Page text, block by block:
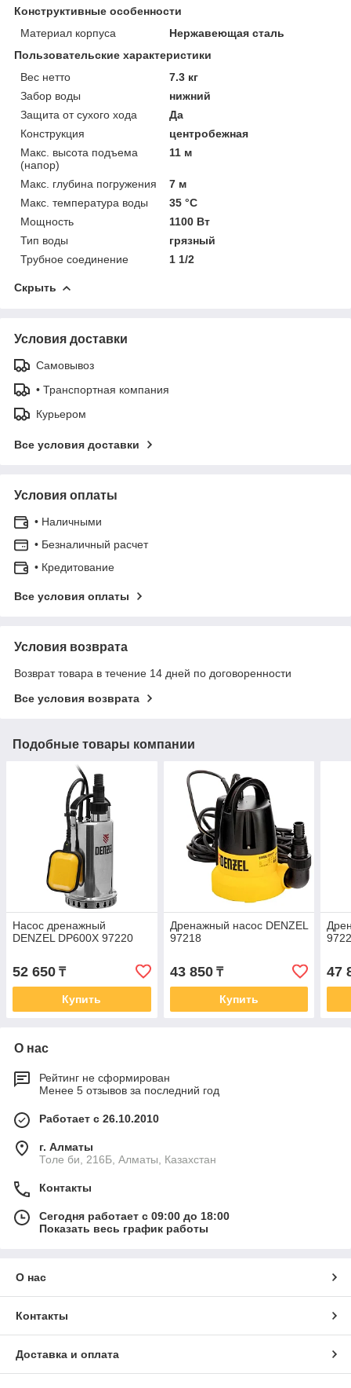
Конструктивные особенности
Материал корпуса
Нержавеющая сталь
Пользовательские характеристики
Вес нетто
7.3 кг
Забор воды
нижний
Защита от сухого хода
Да
Конструкция
центробежная
Макс. высота подъема
(напор)
11 м
Макс. глубина погружения
7 м
Макс. температура воды
35 °C
Мощность
1100 Вт
Тип воды
грязный
Трубное соединение
1 1/2
Скрыть
Условия доставки
Самовывоз
• Транспортная компания
Курьером
Все условия доставки
Условия оплаты
• Наличными
• Безналичный расчет
• Кредитование
Все условия оплаты
Условия возврата
Возврат товара в течение 14 дней по договоренности
Все условия возврата
Подобные товары компании
Насос дренажный
DENZEL DP600X 97220
52 650 ₸
Купить
Дренажный насос DENZEL
97218
43 850₸
Купить
47
О нас
Рейтинг не сформирован
Менее 5 отзывов за последний год
Работает с 26.10.2010
г. Алматы
Толе би, 216Б, Алматы, Казахстан
Контакты
Сегодня работает с 09:00 до 18:00
Показать весь график работы
О нас
Контакты
Доставка и оплата